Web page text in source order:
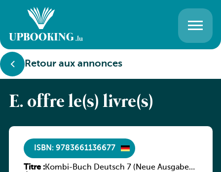
Retour aux annonces
E. offre le(s) livre(s)
ISBN: 9783661136677
Titre :Kombi-Buch Deutsch 7 (Neue Ausgabe